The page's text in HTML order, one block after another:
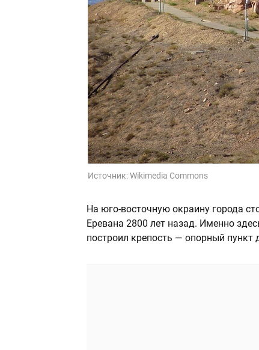
Источник:Wikimedia Commons
На юго-восточную окраину города
Еревана 2800 лет назад. Именно
построил крепость — опорный пункт